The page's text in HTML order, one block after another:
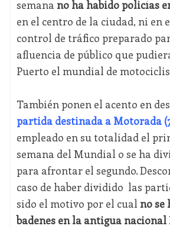
semana no ha habido policías
en el centro de la ciudad, ni en
control de tráfico preparado
afluencia de público que
Puerto el mundial de
También ponen el acento en
partida destinada a Motorada
empleado en su totalidad el
semana del Mundial o se ha
para afrontar el segundo.
caso de haber dividido las
sido el motivo por el cual no se
badenes en la antigua nacional